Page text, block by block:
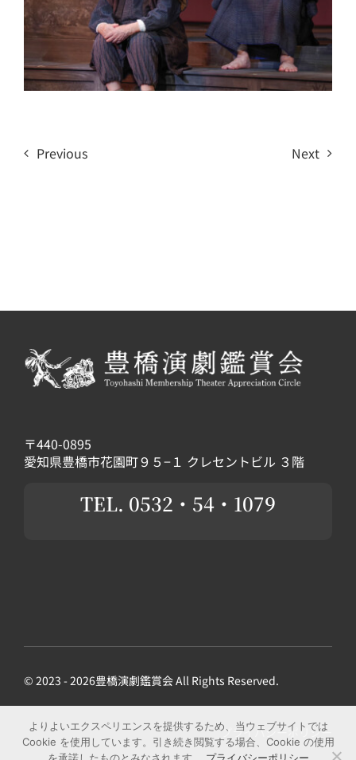
Previous Next
〒440-0895
愛知県豊橋市花園町９５−１ クレセントビル ３階
TEL. 0532・54・1079
© 2023 - 2026豊橋演劇鑑賞会 All Rights Reserved.
プライバシーポリシー
よりよいエクスペリエンスを提供するため、当ウェブサイトでは
Cookie を使用しています。引き続き閲覧する場合、Cookie の使用